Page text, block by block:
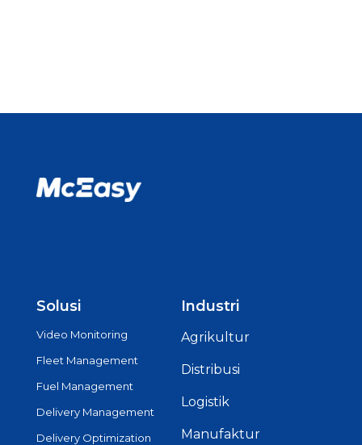
Solusi
Video Monitoring
Fleet Management
Fuel Management
Delivery Management
Delivery Optimization
Industri
Agrikultur
Distribusi
Logistik
Manufaktur